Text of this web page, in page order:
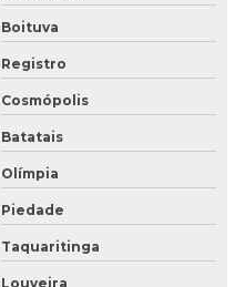
Boituva
Registro
Cosmópolis
Batatais
Olímpia
Piedade
Taquaritinga
Louveira